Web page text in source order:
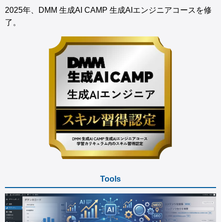
2025年、DMM 生成AI CAMP 生成AIエンジニアコースを修
了。
Tools